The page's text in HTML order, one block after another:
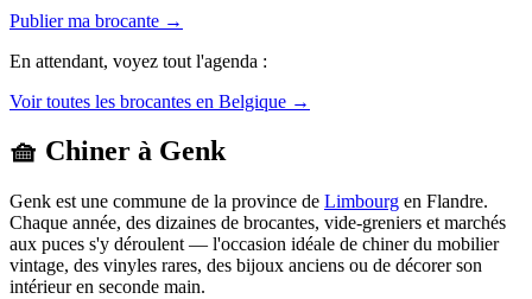
Publier ma brocante →
En attendant, voyez tout l'agenda :
Voir toutes les brocantes en Belgique →
🧺 Chiner à Genk
Genk est une commune de la province de Limbourg en Flandre.
Chaque année, des dizaines de brocantes, vide-greniers et marchés
aux puces s'y déroulent — l'occasion idéale de chiner du mobilier
vintage, des vinyles rares, des bijoux anciens ou de décorer son
intérieur en seconde main.